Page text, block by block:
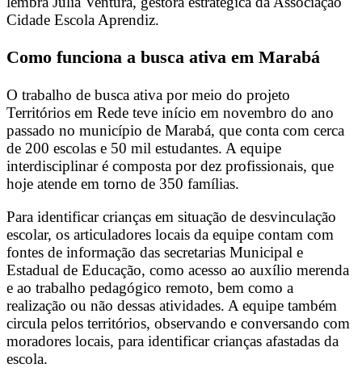
Cidade Escola Aprendiz.
Como funciona a busca ativa em Marabá
O trabalho de busca ativa por meio do projeto
Territórios em Rede teve início em novembro do ano
passado no município de Marabá, que conta com cerca
de 200 escolas e 50 mil estudantes. A equipe
interdisciplinar é composta por dez profissionais, que
hoje atende em torno de 350 famílias.
Para identificar crianças em situação de desvinculação
escolar, os articuladores locais da equipe contam com
fontes de informação das secretarias Municipal e
Estadual de Educação, como acesso ao auxílio merenda
e ao trabalho pedagógico remoto, bem como a
realização ou não dessas atividades. A equipe também
circula pelos territórios, observando e conversando com
moradores locais, para identificar crianças afastadas da
escola.